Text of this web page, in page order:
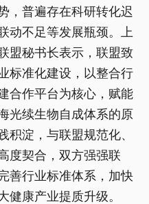
，普遍存在科研转化迟
动不足等发展瓶颈。上
盟秘书长表示，联盟致
标准化建设，以整合行
合作平台为核心，赋能
光续生物自成体系的原
积淀，与联盟规范化、
度契合，双方强强联
善行业标准体系，加快
健康产业提质升级。